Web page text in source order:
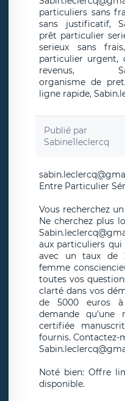
particuliers sans
sans justificatif,
prêt particulier
serieux sans
particulier urgent,
revenus,
organisme de
ligne rapide,
Publié par
Sabine1leclercq
Entre Particulier
Vous recherchez
Ne cherchez plus
aux particuliers
avec un taux de
femme
toutes vos
clarté dans vos
de 5000 euros
demande qu'une
certifiée
fournis. Contactez-
Noté bien: Offre
disponible.